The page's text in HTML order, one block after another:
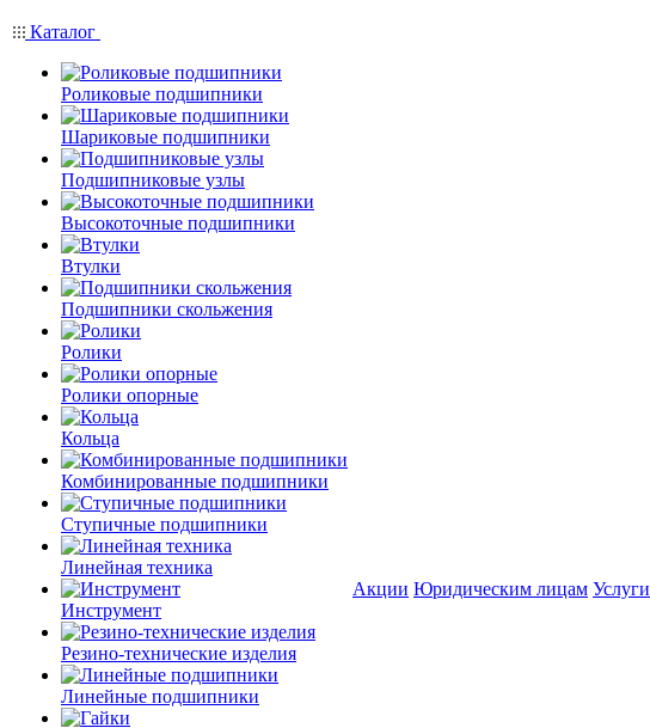
Каталог
Роликовые подшипники
Шариковые подшипники
Подшипниковые узлы
Высокоточные подшипники
Втулки
Подшипники скольжения
Ролики
Ролики опорные
Кольца
Комбинированные подшипники
Ступичные подшипники
Линейная техника
Инструмент
Резино-технические изделия
Линейные подшипники
Акции Юридическим лицам Услуги